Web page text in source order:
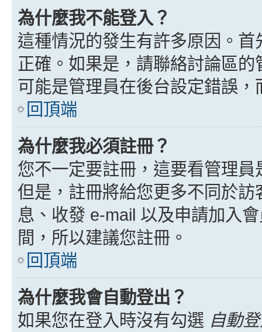
為什麼我不能登入？
這種情況的發生有許多原因。
正確。如果是，請聯絡討論區
可能是管理員在後台設定錯誤
回頂端
為什麼我必須註冊？
您不一定要註冊，這要看管理
但是，註冊將給您更多不同於
息、收發 e-mail 以及申請加入
間，所以建議您註冊。
回頂端
為什麼我會自動登出？
如果您在登入時沒有勾選 自動